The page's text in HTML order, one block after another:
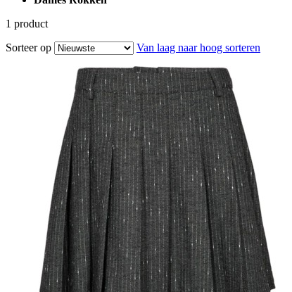
1 product
Sorteer op
Van laag naar hoog sorteren